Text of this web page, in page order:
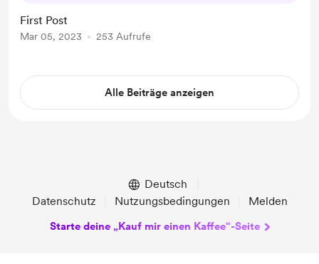
First Post
Mar 05, 2023 253 Aufrufe
Alle Beiträge anzeigen
Deutsch
Datenschutz
Nutzungsbedingungen Melden
Starte deine „Kauf mir einen Kaffee“-Seite